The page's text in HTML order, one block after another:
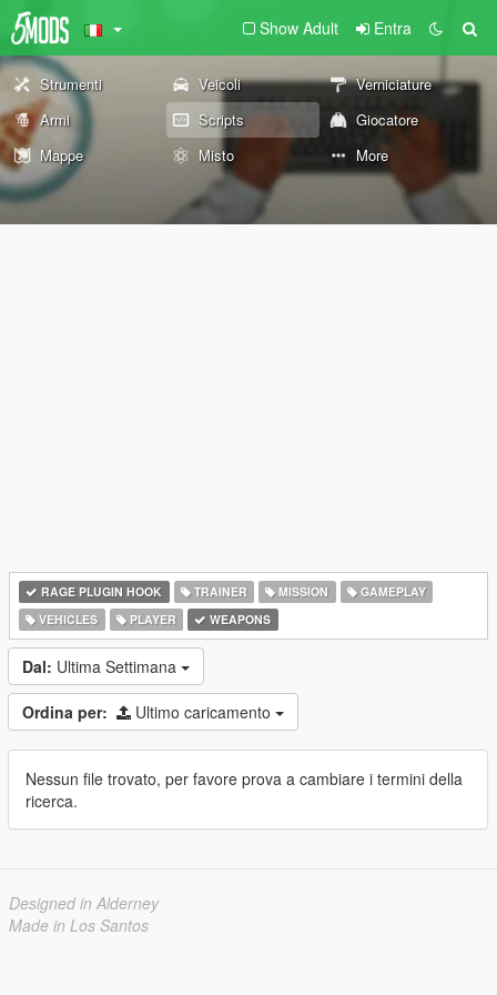
Show Adult Entra
Strumenti Veicoli
Verniciature
Armi
Scripts
Giocatore
Mappe
Misto More
RAGE PLUGIN HOOK TRAINER MISSION
GAMEPLAY
VEHICLES
PLAYER WEAPONS
Dal: Ultima Settimana
Ordina per: Ultimo caricamento
Nessun file trovato, per favore prova a cambiare i termini della
ricerca.
Designed in Alderney
Made in Los Santos